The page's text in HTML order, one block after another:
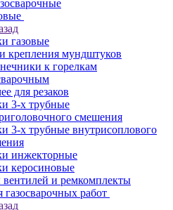
газовые
крепления мундштуков
к горелкам
для резаков
3-х трубные
смешения
3-х трубные внутрисоплового
инжекторные
керосиновые
вентилей и ремкомплекты
газосварочных работ